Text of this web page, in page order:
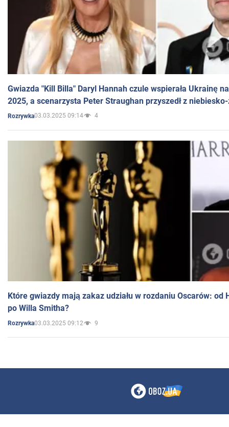
Gwiazda "Kill Billa" Daryl Hannah czule wspierała Ukrainę
2025, a scenarzysta Peter Straughan przyszedł z
Rozrywka03.03.2025 09:14 4
Które gwiazdy mają zakaz udziału w rozdaniu Oscarów: od
po Willa Smitha?
Rozrywka03.03.2025 09:12 9